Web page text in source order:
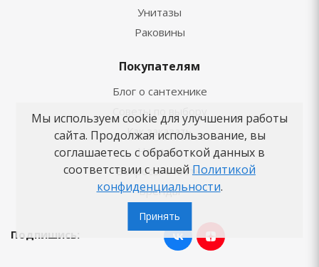
Унитазы
Раковины
Покупателям
Блог о сантехнике
Советы по выбору
Как заказать
Новости
Вопросы-ответы
Бренды
Подпишись:
Мы используем cookie для улучшения работы
сайта. Продолжая использование, вы
соглашаетесь с обработкой данных в
соответствии с нашей Политикой
конфиденциальности.
Принять